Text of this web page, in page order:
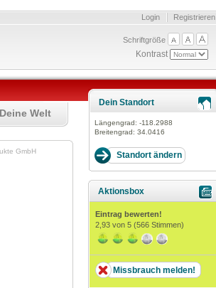
Registrieren
Login
Schriftgröße
Kontrast
Deine Welt
GmbH
Dein Standort
Längengrad: -118.2988
Breitengrad: 34.0416
Aktionsbox
Eintrag bewerten!
2,93 von 5 (566 Stimmen)
Missbrauch melden!